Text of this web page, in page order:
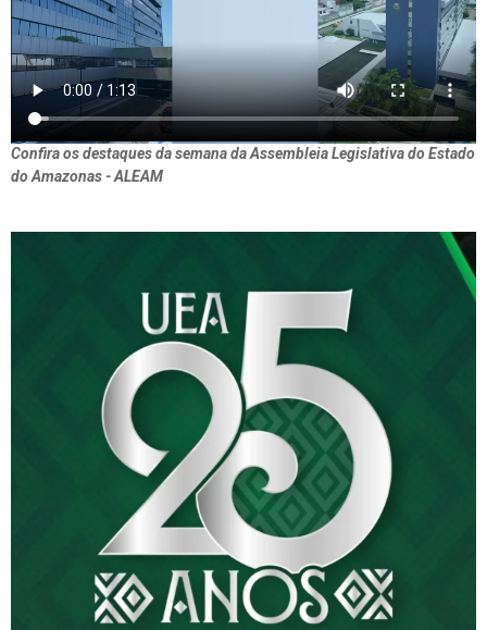
Confira os destaques da semana da Assembleia Legislativa do Estado
do Amazonas - ALEAM